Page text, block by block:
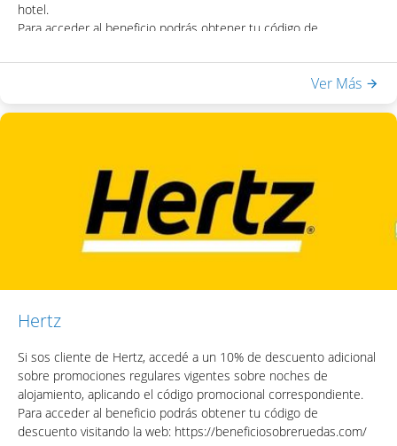
hotel.
Para acceder al beneficio podrás obtener tu código de
- Desayuno Buffet
Una vez obtenido el código, podrás acceder el descuento
colocando el mismo en la casilla de "Código Promocional" del
motor de reservas del hotel.
Ver Más
Hertz
Si sos cliente de Hertz, accedé a un 10% de descuento adicional
sobre promociones regulares vigentes sobre noches de
alojamiento, aplicando el código promocional correspondiente.
Para acceder al beneficio podrás obtener tu código de
descuento visitando la web: https://beneficiosobreruedas.com/